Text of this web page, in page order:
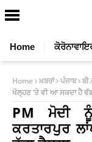
Home
Home ਖ਼ਬਰਾਂ ਪੰਜਾਬ
ਖੋਲ੍ਹਣ ‘ਤੇ ਵੀ ਆ ਸਕਦਾ ਹੈ
PM ਮੋਦੀ
ਕਰਤਾਰਪੁਰ